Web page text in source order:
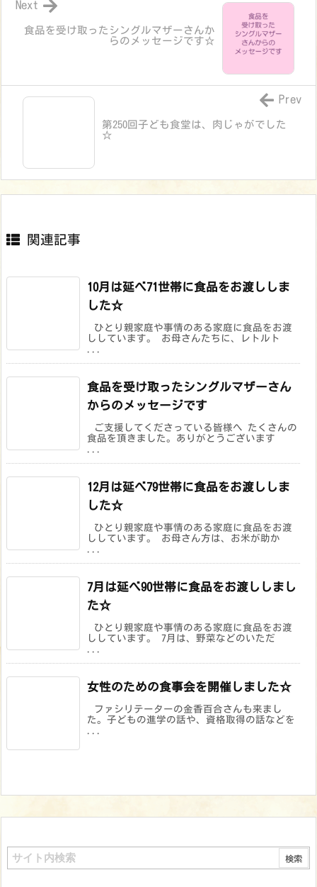
食品を受け取ったシングルマザーさんか
らのメッセージです☆
Next
第250回子ども食堂は、肉じゃがでした
☆
Prev
関連記事
10月は延べ71世帯に食品をお渡ししま
した☆
ひとり親家庭や事情のある家庭に食品をお渡
ししています。 お母さんたちに、レトルト
食品を受け取ったシングルマザーさん
からのメッセージです
ご支援してくださっている皆様へ たくさんの
食品を頂きました。ありがとうございます
12月は延べ79世帯に食品をお渡ししま
した☆
ひとり親家庭や事情のある家庭に食品をお渡
ししています。 お母さん方は、お米が助か
7月は延べ90世帯に食品をお渡ししまし
た☆
ひとり親家庭や事情のある家庭に食品をお渡
ししています。 7月は、野菜などのいただ
女性のための食事会を開催しました☆
ファシリテーターの金香百合さんも来まし
た。子どもの進学の話や、資格取得の話などを